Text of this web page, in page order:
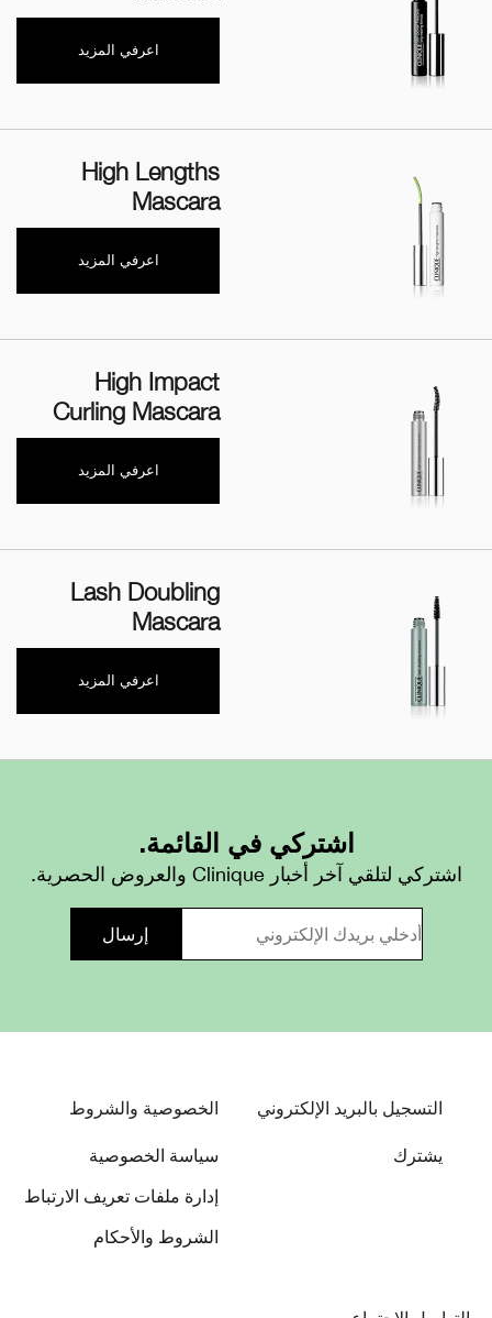
اعرفي المزيد
High Lengths
Mascara
اعرفي المزيد
High Impact
Curling Mascara
اعرفي المزيد
Lash Doubling
Mascara
اعرفي المزيد
اشتركي في القائمة.
اشتركي لتلقي آخر أخبار Clinique والعروض الحصرية.
التسجيل بالبريد الإلكتروني
يشترك
الخصوصية والشروط
سياسة الخصوصية
إدارة ملفات تعريف الارتباط
الشروط والأحكام